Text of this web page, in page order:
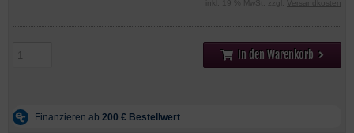
inkl. 19 % MwSt. zzgl. Versandkosten
In den Warenkorb